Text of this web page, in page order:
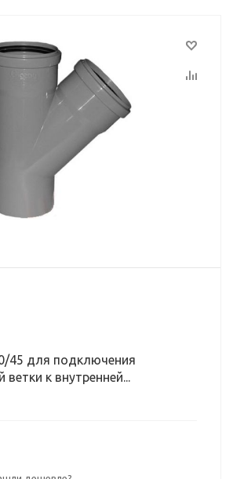
45 для подключения
к внутренней...